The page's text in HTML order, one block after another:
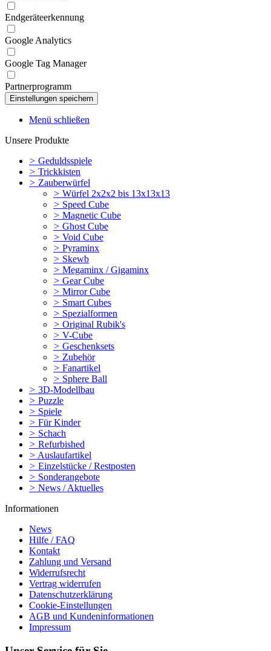
Endgeräteerkennung
Google Analytics
Google Tag Manager
Partnerprogramm
Menü schließen
Unsere Produkte
> Geduldsspiele
> Trickkisten
> Zauberwürfel
> Würfel 2x2x2 bis 13x13x13
> Speed Cube
> Magnetic Cube
> Ghost Cube
> Void Cube
> Pyraminx
> Skewb
> Megaminx / Gigaminx
> Gear Cube
> Mirror Cube
> Smart Cubes
> Spezialformen
> Original Rubik's
> V-Cube
> Geschenksets
> Zubehör
> Fanartikel
> Sphere Ball
> 3D-Modellbau
> Puzzle
> Spiele
> Für Kinder
> Schach
> Refurbished
> Auslaufartikel
> Einzelstücke / Restposten
> Sonderangebote
> News / Aktuelles
Informationen
News
Hilfe / FAQ
Kontakt
Zahlung und Versand
Widerrufsrecht
Vertrag widerrufen
Datenschutzerklärung
Cookie-Einstellungen
AGB und Kundeninformationen
Impressum